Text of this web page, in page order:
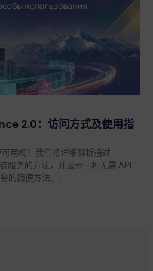
2.0：访问方式及使用指
用吗？我们将详细解析通过
服务的方法，并展示一种无需 API
的简便方法。.